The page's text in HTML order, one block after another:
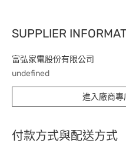
SUPPLIER
富弘家電股份有限公司
undefined
進入廠商專
付款方式與配送方式